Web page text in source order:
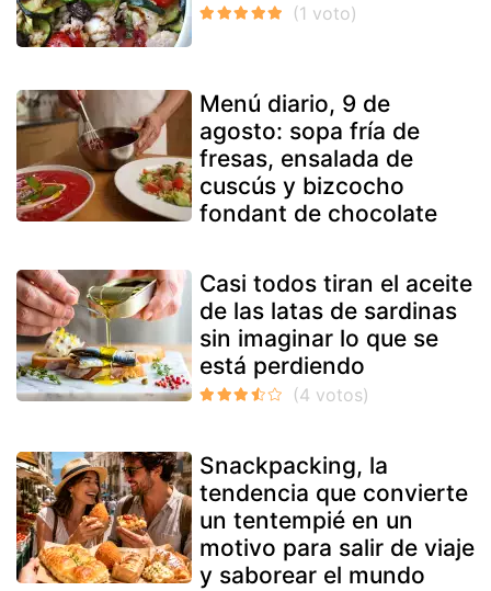
Menú diario, 9 de
agosto: sopa fría de
fresas, ensalada de
cuscús y bizcocho
fondant de chocolate
Casi todos tiran el aceite
de las latas de sardinas
sin imaginar lo que se
está perdiendo
Snackpacking, la
tendencia que convierte
un tentempié en un
motivo para salir de viaje
y saborear el mundo